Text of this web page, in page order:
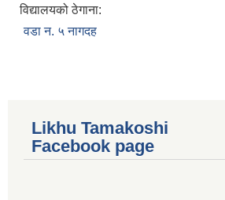
विद्यालयको ठेगाना:
वडा न. ५ नागदह
Likhu Tamakoshi
Facebook page